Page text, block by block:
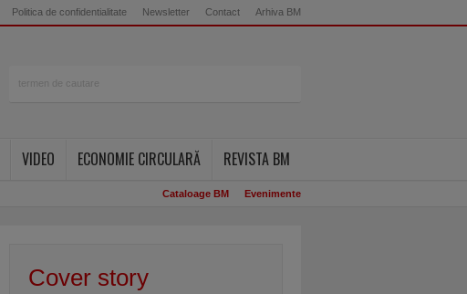
Politica de confidentialitate Newsletter Contact Arhiva BM
VIDEO ECONOMIE CIRCULARĂ REVISTA BM
Cataloage BM Evenimente
Cover story